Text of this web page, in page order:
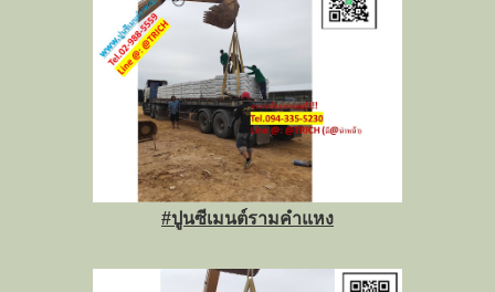
#ปูนซีเมนต์รามคำแหง